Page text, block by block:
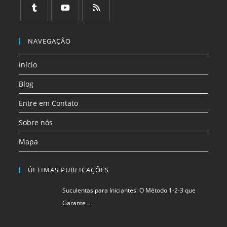
uma
aba
em
uma
aba
uma
em
nova
aba
em
aba
aba
NAVEGAÇÃO
Início
Blog
Entre em Contato
Sobre nós
Mapa
ÚLTIMAS PUBLICAÇÕES
Suculentas para Iniciantes: O Método 1-2-3 que
Garante …